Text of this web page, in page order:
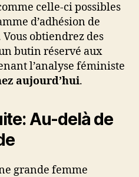
celle-ci possibles
d’adhésion de
obtiendrez des
butin réservé aux
l’analyse féministe
aujourd’hui.
Au-delà de